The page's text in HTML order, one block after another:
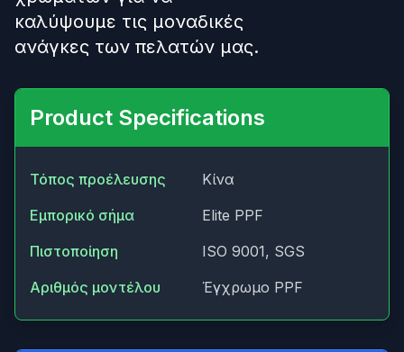
καλύψουμε τις μοναδικές
ανάγκες των πελατών μας.
Product Specifications
Τόπος προέλευσης
Κίνα
Εμπορικό σήμα
Elite PPF
Πιστοποίηση
ISO 9001, SGS
Αριθμός μοντέλου
Έγχρωμο PPF